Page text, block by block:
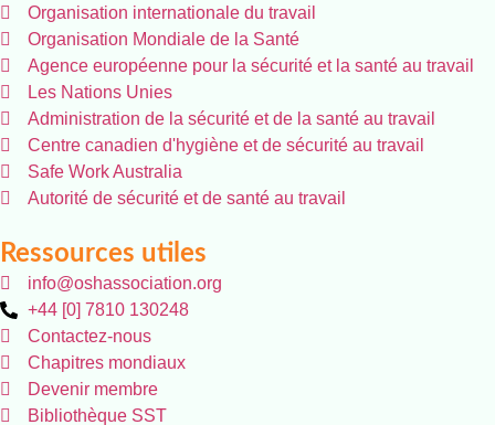
Organisation internationale du travail
Organisation Mondiale de la Santé
Agence européenne pour la sécurité et la santé au travail
Les Nations Unies
Administration de la sécurité et de la santé au travail
Centre canadien d'hygiène et de sécurité au travail
Safe Work Australia
Autorité de sécurité et de santé au travail
Ressources utiles
info@oshassociation.org
+44 [0] 7810 130248
Contactez-nous
Chapitres mondiaux
Devenir membre
Bibliothèque SST